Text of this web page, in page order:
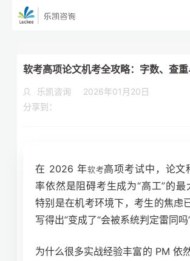
软考高项论文机考全攻略：字数、查
乐凯咨询
2026年01月20日
分享到：
在 2026 年软考高项考试中，论文
率依然是阻碍考生成为“高工”的最
特别是在机考环境下，考生的焦虑
写得出”变成了“会被系统判定雷同吗”
为什么很多实战经验丰富的 PM 依